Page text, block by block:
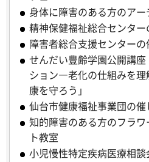
身体に障害のある方のア
精神保健福祉総合センター
障害者総合支援センターの
せんだい豊齢学園公開講
ション―老化の仕組みを理
康を守ろう」
仙台市健康福祉事業団の催
知的障害のある方のフラ
ト教室
小児慢性特定疾病医療相